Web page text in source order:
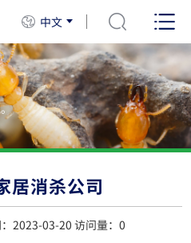
中文
居消杀公司
2023-03-20 访问量： 0